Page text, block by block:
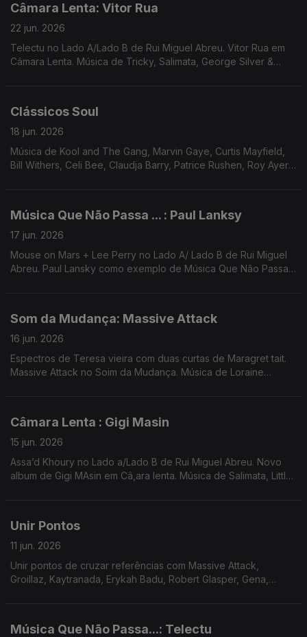
Câmara Lenta: Vitor Rua
22 jun. 2026
Telectu no Lado A/Lado B de Rui Miguel Abreu. Vitor Rua em
Câmara Lenta. Música de Tricky, Salimata, George Silver &
Clássicos Soul
18 jun. 2026
Música de Kool and The Gang, Marvin Gaye, Curtis Mayfield,
Bill Withers, Celi Bee, Claudja Barry, Patrice Rushen, Roy Ayers,
Música Que Não Passa ... : Paul Lanksy
17 jun. 2026
Mouse on Mars + Lee Perry no Lado A/ Lado B de Rui Miguel
Abreu. Paul Lansky como exemplo de Música Que Não Passa
Som da Mudança: Massive Attack
16 jun. 2026
Espectros de Teresa vieira com duas curtas de Maragret tait.
Massive Attack no Soim da Mudança. Música de Loraine
Câmara Lenta : Gigi Masin
15 jun. 2026
Assa’d Khoury no Lado a/Lado B de Rui Miguel Abreu. Novo
album de Gigi MAsin em Câ,ara lenta. Música de Salimata, Little
Unir Pontos
11 jun. 2026
Unir pontos de cruzar referências com Massive Attack,
Groillaz, Kaytranada, Erykah Badu, Robert Glasper, Gena,
Música Que Não Passa...: Telectu